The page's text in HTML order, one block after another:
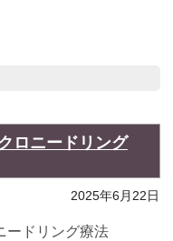
ロニードリング
2025年6月22日
ードリング療法